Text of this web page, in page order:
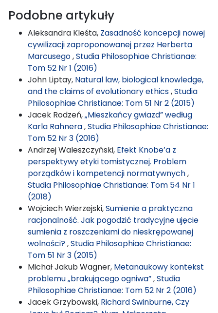
Podobne artykuły
Aleksandra Kleśta, Zasadność koncepcji nowej
cywilizacji zaproponowanej przez Herberta
Marcusego,Studia Philosophiae Christianae:
Tom 52 Nr 1 (2016)
John Liptay, Natural law, biological knowledge,
and the claims of evolutionary ethics,Studia
Philosophiae Christianae: Tom 51 Nr 2 (2015)
Jacek Rodzeń,„Mieszkańcy gwiazd” według
Karla Rahnera,Studia Philosophiae Christianae:
Tom 52 Nr 3 (2016)
Andrzej Waleszczyński, Efekt Knobe’a z
perspektywy etyki tomistycznej. Problem
porządków i kompetencji normatywnych,
Studia Philosophiae Christianae: Tom 54 Nr 1
(2018)
Wojciech Wierzejski,Sumienie a praktyczna
racjonalność. Jak pogodzić tradycyjne ujęcie
sumienia z roszczeniami do nieskrępowanej
wolności?,Studia Philosophiae Christianae:
Tom 51 Nr 3 (2015)
Michał Jakub Wagner, Metanaukowy kontekst
problemu „brakującego ogniwa”,Studia
Philosophiae Christianae: Tom 52 Nr 2 (2016)
Jacek Grzybowski, Richard Swinburne, Czy